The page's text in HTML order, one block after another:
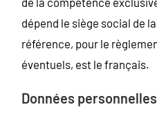
dépend le siège social de
référence, pour le
éventuels, est le français.
Données personnelles